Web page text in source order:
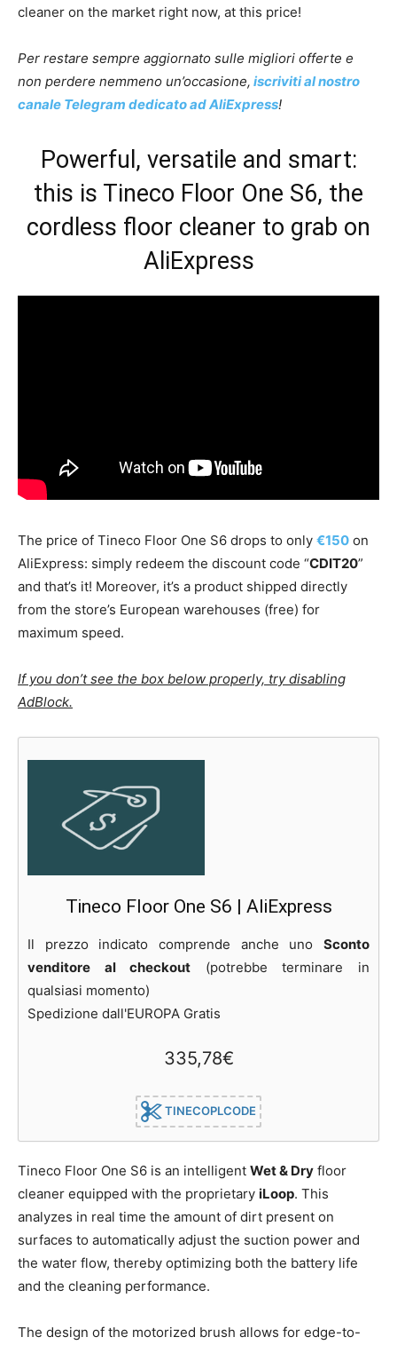
cleaner on the market right now, at this price!
Per restare sempre aggiornato sulle migliori offerte e
non perdere nemmeno un’occasione, iscriviti al nostro
canale Telegram dedicato ad AliExpress!
Powerful, versatile and smart:
this is Tineco Floor One S6, the
cordless floor cleaner to grab on
AliExpress
The price of Tineco Floor One S6 drops to only €150 on
AliExpress: simply redeem the discount code “CDIT20”
and that’s it! Moreover, it’s a product shipped directly
from the store’s European warehouses (free) for
maximum speed.
If you don’t see the box below properly, try disabling
AdBlock.
Tineco Floor One S6 | AliExpress
Il prezzo indicato comprende anche uno Sconto
venditore al checkout (potrebbe terminare in
qualsiasi momento)
Spedizione dall'EUROPA Gratis
335,78€
TINECOPLCODE
Tineco Floor One S6 is an intelligent Wet & Dry floor
cleaner equipped with the proprietary iLoop. This
analyzes in real time the amount of dirt present on
surfaces to automatically adjust the suction power and
the water flow, thereby optimizing both the battery life
and the cleaning performance.
The design of the motorized brush allows for edge-to-